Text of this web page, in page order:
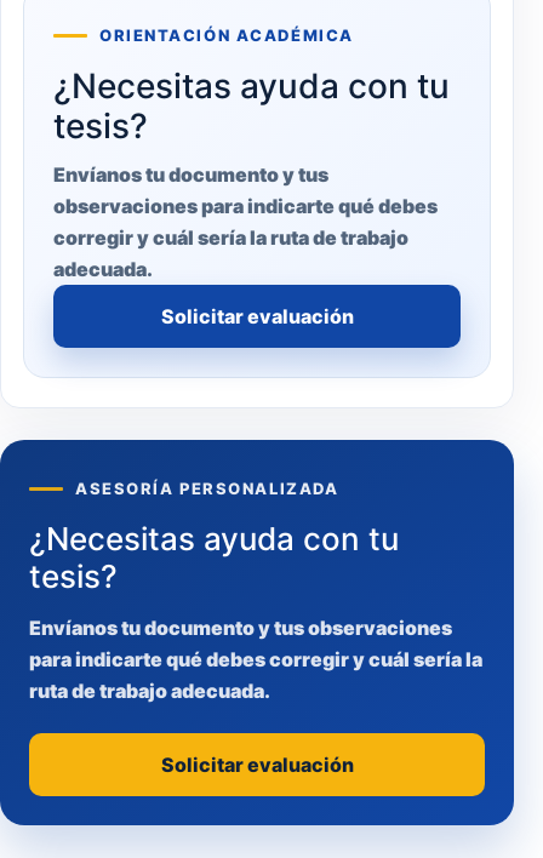
ORIENTACIÓN ACADÉMICA
¿Necesitas ayuda con tu
tesis?
Envíanos tu documento y tus
observaciones para indicarte qué debes
corregir y cuál sería la ruta de trabajo
adecuada.
Solicitar evaluación
ASESORÍA PERSONALIZADA
¿Necesitas ayuda con tu
tesis?
Envíanos tu documento y tus observaciones
para indicarte qué debes corregir y cuál sería la
ruta de trabajo adecuada.
Solicitar evaluación